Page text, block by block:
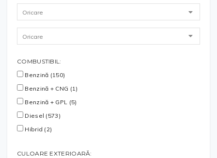
COMBUSTIBIL:
Benzină (150)
Benzină + CNG (1)
Benzină + GPL (5)
Diesel (573)
Hibrid (2)
CULOARE EXTERIOARĂ: